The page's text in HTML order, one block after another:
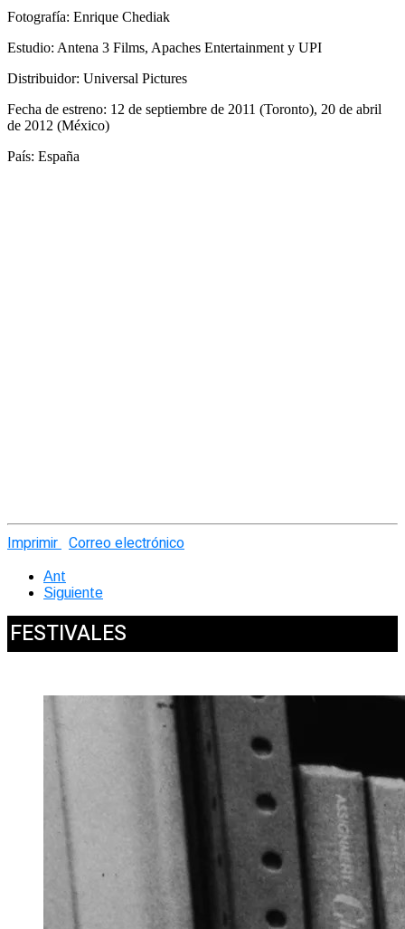
Fotografía: Enrique Chediak
Estudio: Antena 3 Films, Apaches Entertainment y UPI
Distribuidor: Universal Pictures
Fecha de estreno: 12 de septiembre de 2011 (Toronto), 20 de abril
de 2012 (México)
País: España
Imprimir Correo electrónico
Ant
Siguiente
FESTIVALES